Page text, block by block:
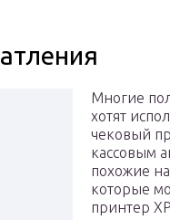
Многие
хотят
чековый
кассовым
похожие
которые
принтер